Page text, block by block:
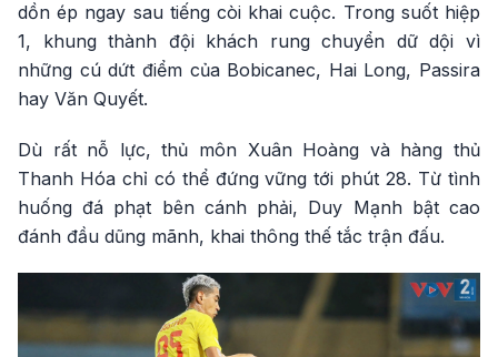
dồn ép ngay sau tiếng còi khai cuộc. Trong suốt hiệp
1, khung thành đội khách rung chuyển dữ dội vì
những cú dứt điểm của Bobicanec, Hai Long, Passira
hay Văn Quyết.
Dù rất nỗ lực, thủ môn Xuân Hoàng và hàng thủ
Thanh Hóa chỉ có thể đứng vững tới phút 28. Từ tình
huống đá phạt bên cánh phải, Duy Mạnh bật cao
đánh đầu dũng mãnh, khai thông thế tắc trận đấu.